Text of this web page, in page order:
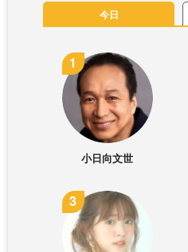
今日
小日向文世